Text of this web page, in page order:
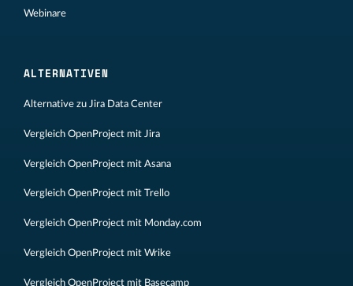
Webinare
ALTERNATIVEN
Alternative zu Jira Data Center
Vergleich OpenProject mit Jira
Vergleich OpenProject mit Asana
Vergleich OpenProject mit Trello
Vergleich OpenProject mit Monday.com
Vergleich OpenProject mit Wrike
Vergleich OpenProject mit Basecamp